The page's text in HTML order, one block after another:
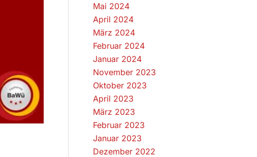
Mai 2024
April 2024
März 2024
Februar 2024
Januar 2024
November 2023
Oktober 2023
April 2023
März 2023
Februar 2023
Januar 2023
Dezember 2022